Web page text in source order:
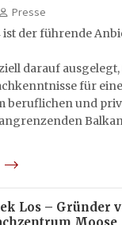
Presse
der führende
darauf
für
beruflichen und
Los – Gründer